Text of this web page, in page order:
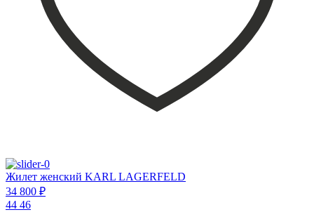
Жилет женский KARL LAGERFELD
34 800 ₽
44 46